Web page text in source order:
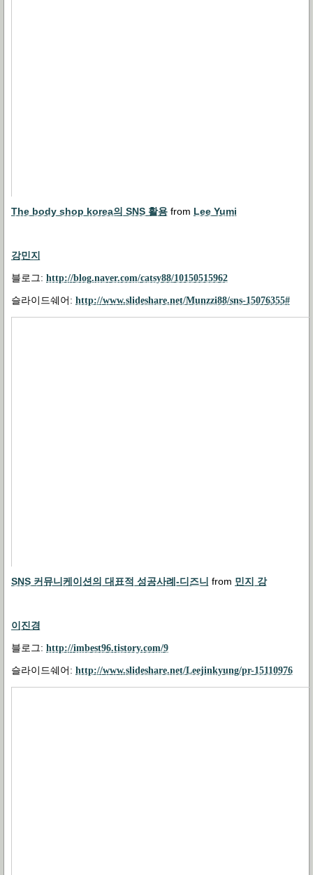
The body shop korea의 SNS 활용 from Lee Yumi
강민지
블로그: http://blog.naver.com/catsy88/10150515962
슬라이드쉐어: http://www.slideshare.net/Munzzi88/sns-15076355#
SNS 커뮤니케이션의 대표적 성공사례-디즈니 from 민지 강
이진경
블로그: http://imbest96.tistory.com/9
슬라이드쉐어 : http://www.slideshare.net/Leejinkyung/pr-15110976